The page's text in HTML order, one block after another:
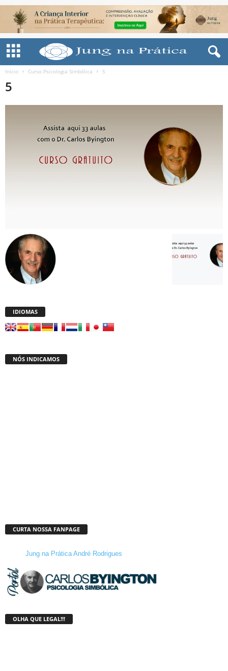
Início Curso Psicologia Simbólica 5
5
IDIOMAS
NÓS INDICAMOS
CURTA NOSSA FANPAGE
Jung na Prática André Rodrigues
OLHA QUE LEGAL!!!